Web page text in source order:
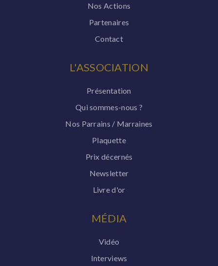
Nos Actions
Partenaires
Contact
L'ASSOCIATION
Présentation
Qui sommes-nous ?
Nos Parrains / Marraines
Plaquette
Prix décernés
Newsletter
Livre d'or
MÉDIA
Vidéo
Interviews